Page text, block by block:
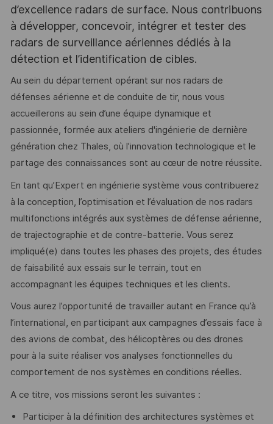
d’excellence radars de surface. Nous contribuons
à développer, concevoir, intégrer et tester des
radars de surveillance aériennes dédiés à la
détection et l’identification de cibles.
Au sein du département opérant sur nos radars de
défenses aérienne et de conduite de tir, nous vous
accueillerons au sein d’une équipe dynamique et
passionnée, formée aux ateliers d'ingénierie de dernière
génération chez Thales, où l’innovation technologique et le
partage des connaissances sont au cœur de notre réussite.
En tant qu’Expert en ingénierie système vous contribuerez
à la conception, l’optimisation et l’évaluation de nos radars
multifonctions intégrés aux systèmes de défense aérienne,
de trajectographie et de contre-batterie. Vous serez
impliqué(e) dans toutes les phases des projets, des études
de faisabilité aux essais sur le terrain, tout en
accompagnant les équipes techniques et les clients.
Vous aurez l’opportunité de travailler autant en France qu’à
l’international, en participant aux campagnes d’essais face à
des avions de combat, des hélicoptères ou des drones
pour à la suite réaliser vos analyses fonctionnelles du
comportement de nos systèmes en conditions réelles.
A ce titre, vos missions seront les suivantes :
Participer à la définition des architectures systèmes et